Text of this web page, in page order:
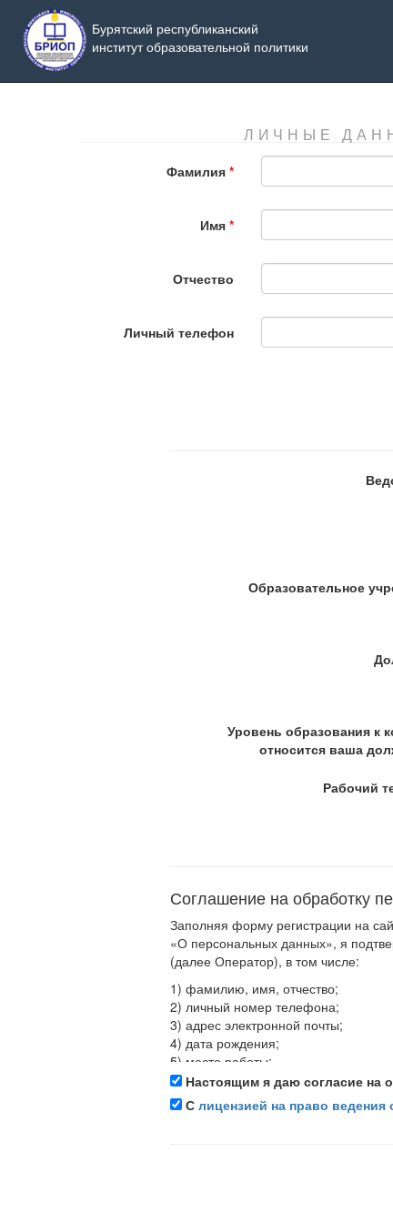
Бурятский республиканский
институт образовательной политики
ЛИЧНЫЕ
Фамилия
Имя
Отчество
Личный телефон
Образовательное
Уровень образования к
относится ваша
Рабочий
Соглашение на обработку
Заполняя форму регистрации на
«О персональных данных», я
(далее Оператор), в том числе:
1) фамилию, имя, отчество;
2) личный номер телефона;
3) адрес электронной почты;
4) дата рождения;
5) место работы;
6) должность.
Предоставляю Оператору право
персональными данными с
Настоящее согласие действует
Настоящим я даю согласие на
С лицензией на право ведения